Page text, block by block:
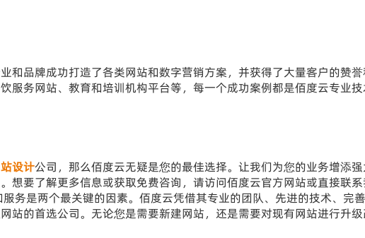
和品牌成功打造了各类网站和数字营销方案，并获得了大量客户的赞
服务网站、教育和培训机构平台等，每一个成功案例都是佰度云专业
设计公司，那么佰度云无疑是您的最佳选择。让我们为您的业务增添
想要了解更多信息或获取免费咨询，请访问佰度云官方网站或直接联
务是两个最关键的因素。佰度云凭借其专业的团队、先进的技术、完
站的首选公司。无论您是需要新建网站，还是需要对现有网站进行升